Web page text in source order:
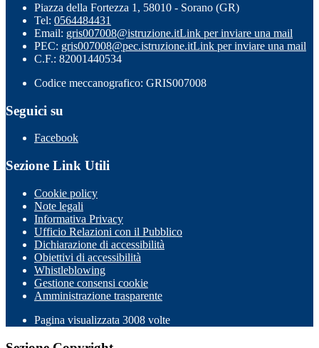
Piazza della Fortezza 1, 58010 - Sorano (GR)
Tel: 0564484431
Email: gris007008@istruzione.itLink per inviare una mail
PEC: gris007008@pec.istruzione.itLink per inviare una mail
C.F.: 82001440534
Codice meccanografico: GRIS007008
Seguici su
Facebook
Sezione Link Utili
Cookie policy
Note legali
Informativa Privacy
Ufficio Relazioni con il Pubblico
Dichiarazione di accessibilità
Obiettivi di accessibilità
Whistleblowing
Gestione consensi cookie
Amministrazione trasparente
Pagina visualizzata 3008 volte